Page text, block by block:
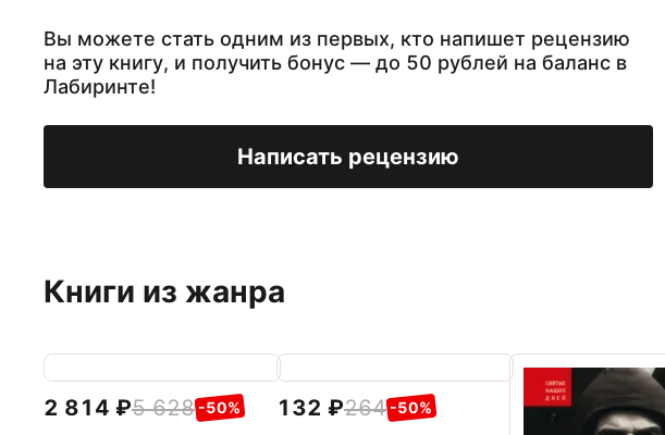
Вы можете стать одним из первых, кто напишет рецензию
на эту книгу, и получить бонус — до 50 рублей на баланс в
Лабиринте!
Написать рецензию
Книги из жанра
2 814 5 628 -50% 132 264 -50%